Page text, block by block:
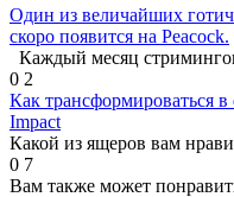
Один из величайших
скоро появится на Peacock.
Каждый месяц
0 2
Как трансформироваться
Impact
Какой из ящеров вам
0 7
Вам также может